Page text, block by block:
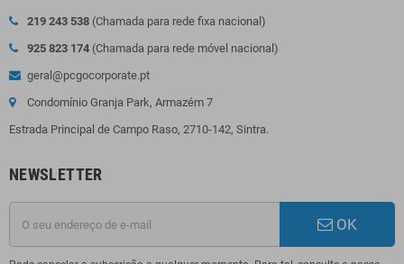
219 243 538 (Chamada para rede fixa nacional)
925 823 174 (Chamada para rede móvel nacional)
geral@pcgocorporate.pt
Condomínio Granja Park, Armazém 7
Estrada Principal de Campo Raso, 2710-142, Sintra.
NEWSLETTER
OK